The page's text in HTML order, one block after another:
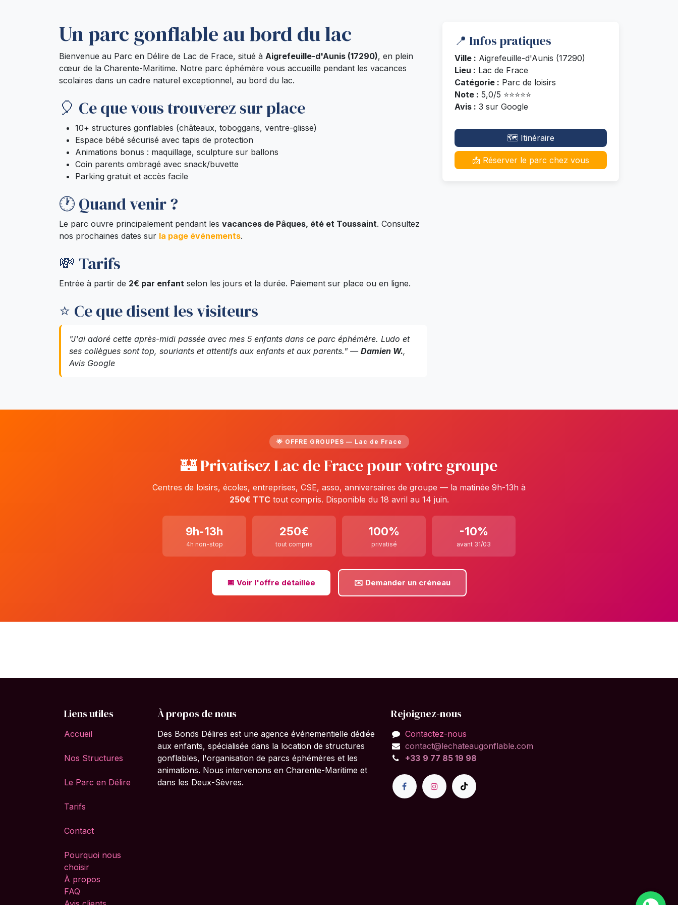
Un parc gonflable au bord du lac
Bienvenue au Parc en Délire de Lac de Frace, situé à Aigrefeuille-d'Aunis (17290), en plein
cœur de la Charente-Maritime. Notre parc éphémère vous accueille pendant les vacances
scolaires dans un cadre naturel exceptionnel, au bord du lac.
🎈 Ce que vous trouverez sur place
10+ structures gonflables (châteaux, toboggans, ventre-glisse)
Espace bébé sécurisé avec tapis de protection
Animations bonus : maquillage, sculpture sur ballons
Coin parents ombragé avec snack/buvette
Parking gratuit et accès facile
🕐 Quand venir ?
Le parc ouvre principalement pendant les vacances de Pâques, été et Toussaint. Consultez
nos prochaines dates sur la page événements.
💸 Tarifs
Entrée à partir de 2€ par enfant selon les jours et la durée. Paiement sur place ou en ligne.
⭐ Ce que disent les visiteurs
"J'ai adoré cette après-midi passée avec mes 5 enfants dans ce parc éphémère. Ludo et
ses collègues sont top, souriants et attentifs aux enfants et aux parents." — Damien W.,
Avis Google
📍 Infos pratiques
Ville : Aigrefeuille-d'Aunis (17290)
Lieu : Lac de Frace
Catégorie : Parc de loisirs
Note : 5,0/5 ⭐⭐⭐⭐⭐
Avis : 3 sur Google
🗺️ Itinéraire
📩 Réserver le parc chez vous
🌟 OFFRE GROUPES — Lac de Frace
🏰 Privatisez Lac de Frace pour votre groupe
Centres de loisirs, écoles, entreprises, CSE, asso, anniversaires de groupe — la matinée 9h-13h à
250€ TTCtout compris. Disponible du 18 avril au 14 juin.
9h-13h
4h non-stop
250€
tout compris
100%
privatisé
-10%
avant 31/03
📅 Voir l'offre détaillée ✉️ Demander un créneau
Liens utiles
Accueil
Nos Structures
Le Parc en Délire
Tarifs
Contact
Pourquoi nous
choisir
À propos
FAQ
À propos de nous
Des Bonds Délires est une agence événementielle dédiée
aux enfants, spécialisée dans la location de structures
gonflables, l'organisation de parcs éphémères et les
animations. Nous intervenons en Charente-Maritime et
dans les Deux-Sèvres.
Rejoignez-nous
Contactez-nous
contact@lechateaugonflable.com
+33 9 77 85 19 98